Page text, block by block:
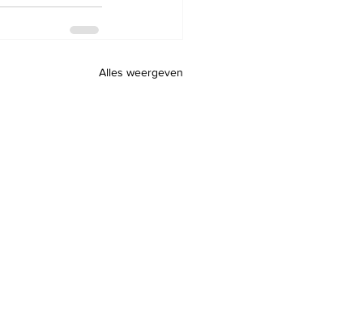
Alles weergeven